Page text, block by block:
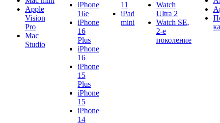
Apple
Vision
Pro
Mac
Studio
iPhone
16e
iPhone
16
Plus
iPhone
16
iPhone
15
Plus
iPhone
15
iPhone
14
11
iPad
mini
Watch
Ultra 2
Watch SE,
2-е
поколение